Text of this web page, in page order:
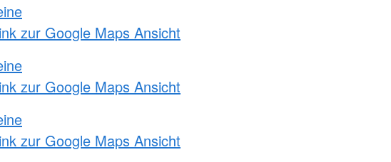
zur Google Maps Ansicht
zur Google Maps Ansicht
zur Google Maps Ansicht